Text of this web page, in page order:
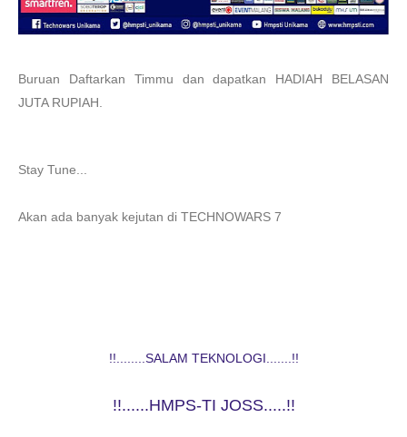
Buruan Daftarkan Timmu dan dapatkan HADIAH BELASAN
JUTA RUPIAH.
Stay Tune...
Akan ada banyak kejutan di TECHNOWARS 7
!!........SALAM TEKNOLOGI.......!!
!!......HMPS-TI JOSS.....!!